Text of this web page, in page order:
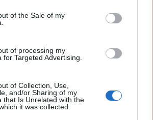
of the Sale of my
of processing my
for Targeted Advertising.
of Collection, Use,
and/or Sharing of my
that Is Unrelated with the
it was collected.